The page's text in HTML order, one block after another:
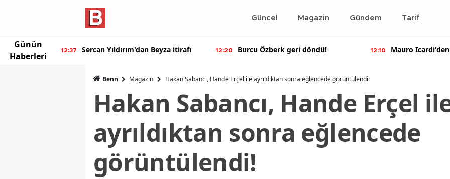
Güncel Magazin Gündem Tarif
Günün
Haberleri
yeni 12:37 Sercan Yıldırım'dan Beyza itirafı 12:20 Burcu Özberk geri döndü! 12:10
Mauro
Benn Magazin Hakan Sabancı, Hande Erçel ile ayrıldıktan sonra eğlencede görüntülendi!
Hakan Sabancı, Hande Erçel
ayrıldıktan sonra eğlencede
görüntülendi!